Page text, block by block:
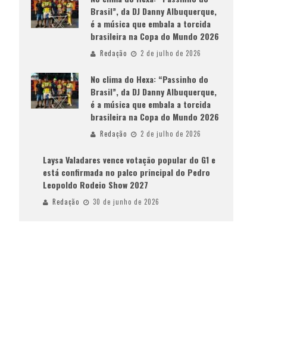
Brasil”, da DJ Danny Albuquerque,
é a música que embala a torcida
brasileira na Copa do Mundo 2026
Redação 2 de julho de 2026
No clima do Hexa: “Passinho do
Brasil”, da DJ Danny Albuquerque,
é a música que embala a torcida
brasileira na Copa do Mundo 2026
Redação 2 de julho de 2026
Laysa Valadares vence votação popular do G1 e
está confirmada no palco principal do Pedro
Leopoldo Rodeio Show 2027
Redação 30 de junho de 2026